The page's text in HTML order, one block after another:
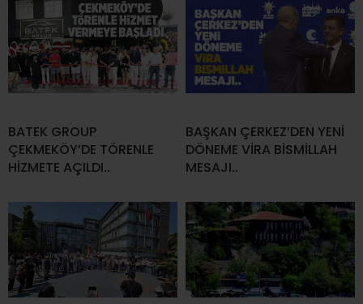
BATEK GROUP
ÇEKMEKÖY’DE TÖRENLE
HİZMETE AÇILDI..
BAŞKAN ÇERKEZ’DEN YENİ
DÖNEME VİRA BİSMİLLAH
MESAJI..